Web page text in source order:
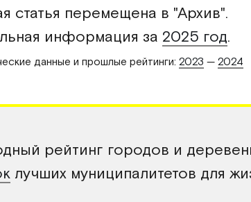
статья перемещена в "Архив".
информация за 2025 год.
данные и прошлые рейтинги: 2023 — 2024
рейтинг городов и
лучших муниципалитетов для